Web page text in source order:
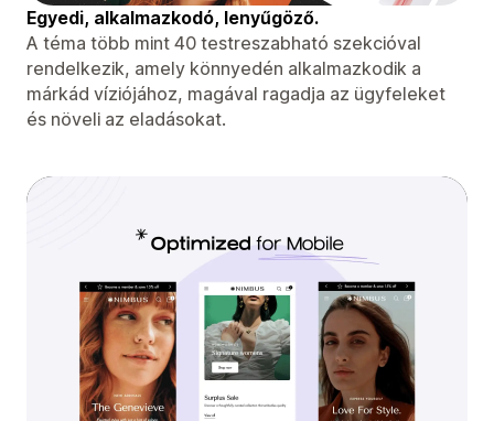
Egyedi, alkalmazkodó, lenyűgöző.
A téma több mint 40 testreszabható szekcióval
rendelkezik, amely könnyedén alkalmazkodik a
márkád víziójához, magával ragadja az ügyfeleket
és növeli az eladásokat.